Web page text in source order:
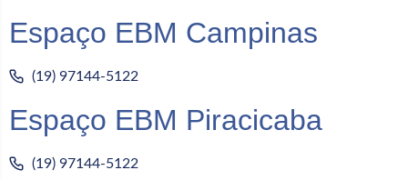
Espaço EBM Campinas
(19) 97144-5122
Espaço EBM Piracicaba
(19) 97144-5122